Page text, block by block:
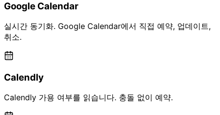
Google Calendar
실시간 동기화. Google Calendar에서 직접 예약, 업데이트,
취소.
Calendly
Calendly 가용 여부를 읽습니다. 충돌 없이 예약.